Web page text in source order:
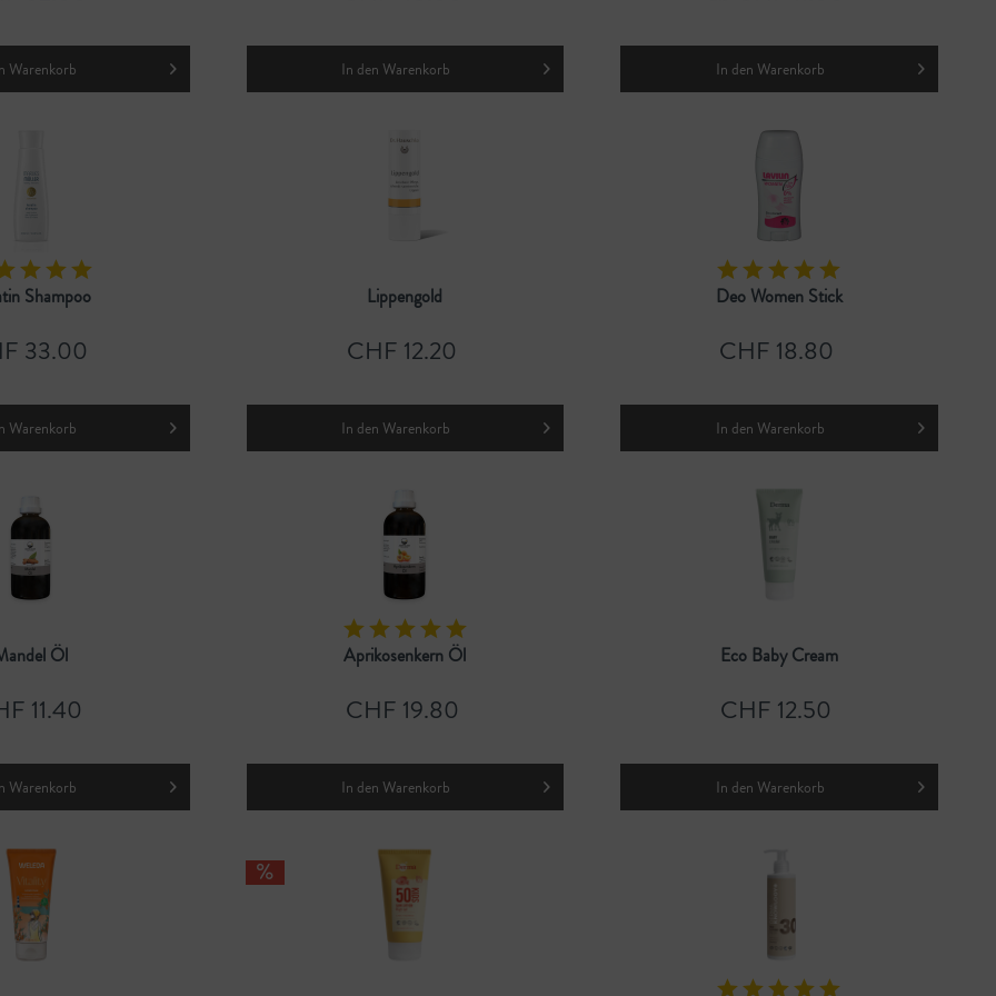
Warenkorb In den Warenkorb In den Warenkorb
Shampoo
33.00
Warenkorb
Lippengold
CHF 12.20
In den Warenkorb
Deo Women Stick
CHF 18.80
In den Warenkorb
Öl
11.40
Warenkorb
Aprikosenkern Öl
CHF 19.80
In den Warenkorb
Eco Baby Cream
CHF 12.50
In den Warenkorb